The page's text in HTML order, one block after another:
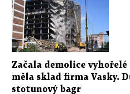
Začala demolice vyhořelé
měla sklad firma Vasky.
stotunový bagr